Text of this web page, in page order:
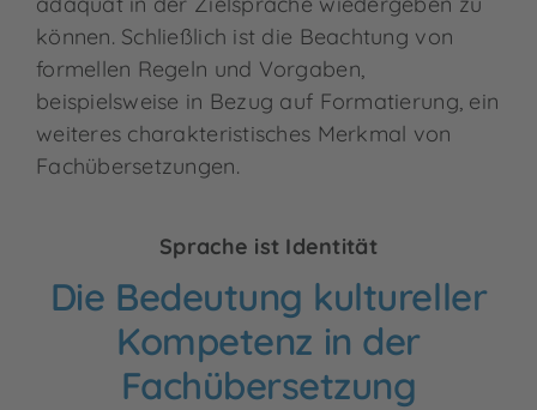
können. Schließlich ist die Beachtung von
formellen Regeln und Vorgaben,
beispielsweise in Bezug auf Formatierung, ein
weiteres charakteristisches Merkmal von
Fachübersetzungen.
Sprache ist Identität
Die Bedeutung kultureller
Kompetenz in der
Fachübersetzung